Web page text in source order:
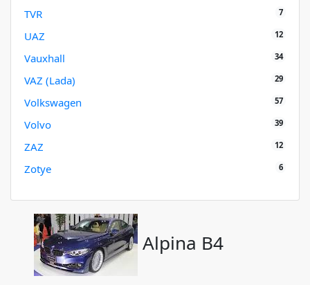
TVR 7
UAZ 12
Vauxhall 34
VAZ (Lada) 29
Volkswagen 57
Volvo 39
ZAZ 12
Zotye 6
Alpina B4